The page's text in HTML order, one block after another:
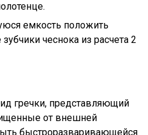
емкость положить
чеснока из расчета 2
гречки, представляющий
от внешней
быстроразваривающейся